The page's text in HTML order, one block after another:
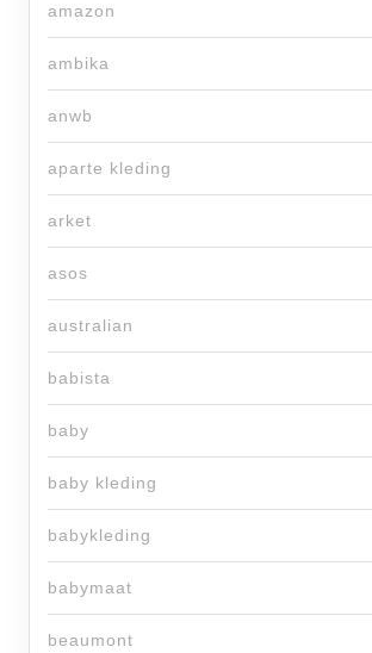
amazon
ambika
anwb
aparte kleding
arket
asos
australian
babista
baby
baby kleding
babykleding
babymaat
beaumont